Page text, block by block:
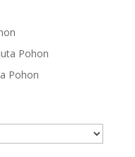
Pohon
Pohon